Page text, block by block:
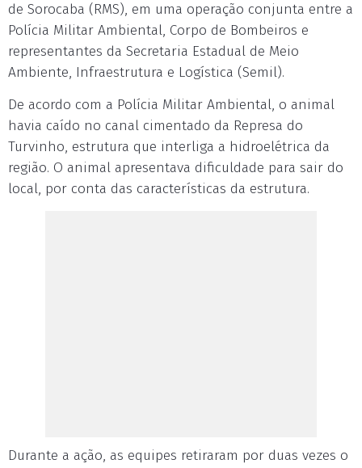
de Sorocaba (RMS), em uma operação conjunta entre a
Polícia Militar Ambiental, Corpo de Bombeiros e
representantes da Secretaria Estadual de Meio
Ambiente, Infraestrutura e Logística (Semil).
De acordo com a Polícia Militar Ambiental, o animal
havia caído no canal cimentado da Represa do
Turvinho, estrutura que interliga a hidroelétrica da
região. O animal apresentava dificuldade para sair do
local, por conta das características da estrutura.
Durante a ação, as equipes retiraram por duas vezes o